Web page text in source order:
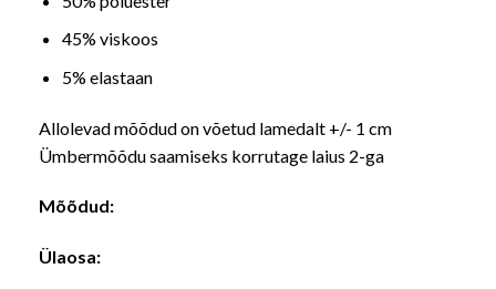
45% viskoos
5% elastaan
Allolevad mõõdud on võetud lamedalt +/- 1 cm
Ümbermõõdu saamiseks korrutage laius 2-ga
Mõõdud:
Ülaosa: